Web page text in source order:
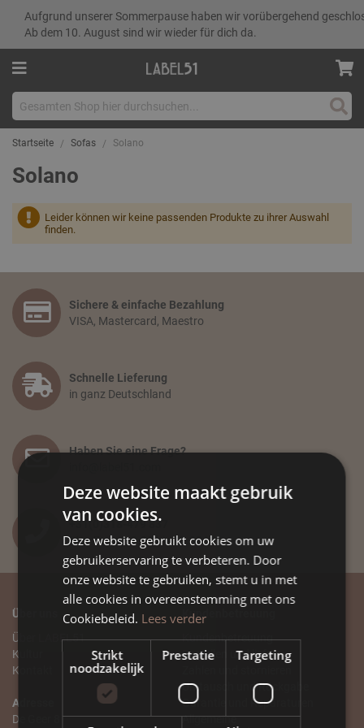
Aufgrund unserer Sommerpause haben wir vorübergehend
Ab dem 10. August sind wir wieder für dich da.
Startseite Sofas Solano
Solano
Leider können wir keine passenden Produkte zu ihrer Auswahl
finden.
Sichere & einfache Bezahlung
VISA, Mastercard, Maestro
Schnelle Lieferung
in ganz Deutschland
Haben Sie eine Frage?
+31(0)318-479 837
Mo - Fr vom 8.30 bis 12.30 Uhr
Über uns
Über LABEL51
Kultur
Kontakt
Adresse
De Geer 8
Kundenbetreuung
Kundenbetreuung
Bestellen und liefern
Umtausch und Rückgabe
Garantie und Reparaturen
Allgemeine
Deze website maakt gebruik
van cookies.
Deze website gebruikt cookies om uw
gebruikerservaring te verbeteren. Door
onze website te gebruiken, stemt u in met
alle cookies in overeenstemming met ons
Cookiebeleid. Lees verder
Strikt
noodzakelijk
Prestatie Targeting